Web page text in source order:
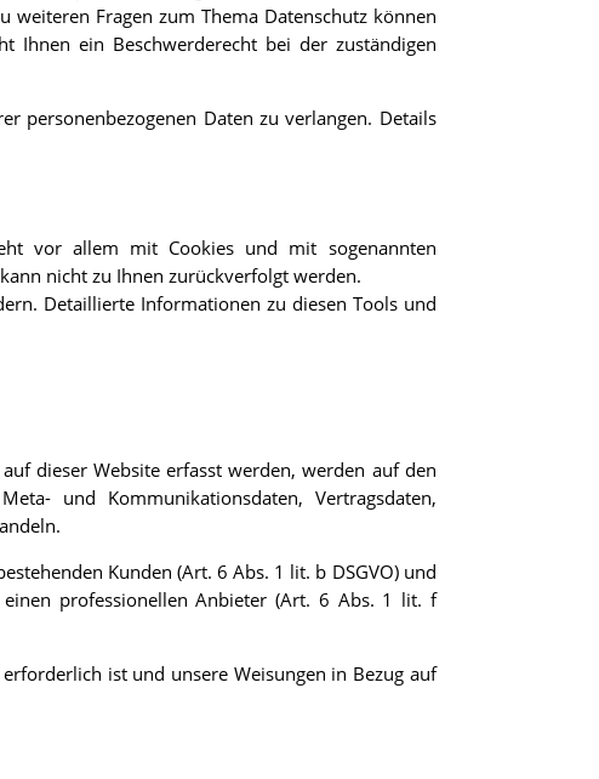
weiteren Fragen zum Thema Datenschutz können
Ihnen ein Beschwerderecht bei der zuständigen
personenbezogenen Daten zu verlangen. Details
vor allem mit Cookies und mit sogenannten
nicht zu Ihnen zurückverfolgt werden.
Detaillierte Informationen zu diesen Tools und
dieser Website erfasst werden, werden auf den
und Kommunikationsdaten, Vertragsdaten,
Kunden (Art. 6 Abs. 1 lit. b DSGVO) und
professionellen Anbieter (Art. 6 Abs. 1 lit. f
ist und unsere Weisungen in Bezug auf